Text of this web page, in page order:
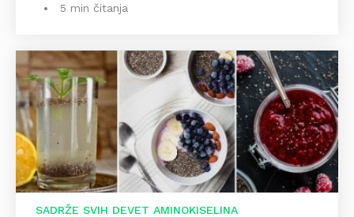
5 min čitanja
SADRŽE SVIH DEVET AMINOKISELINA